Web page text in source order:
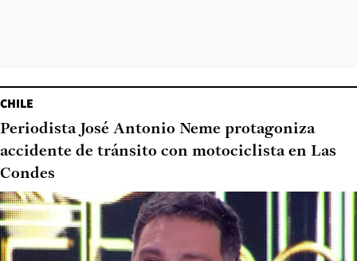
CHILE
Periodista José Antonio Neme protagoniza
accidente de tránsito con motociclista en Las
Condes